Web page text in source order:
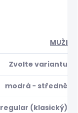
MUŽI
Zvolte variantu
modrá - středně
regular (klasický)